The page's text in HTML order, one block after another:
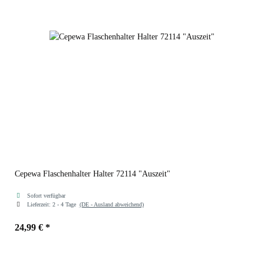
Cepewa Flaschenhalter Halter 72114 "Auszeit"
Sofort verfügbar
Lieferzeit: 2 - 4 Tage (DE - Ausland abweichend)
24,99 € *